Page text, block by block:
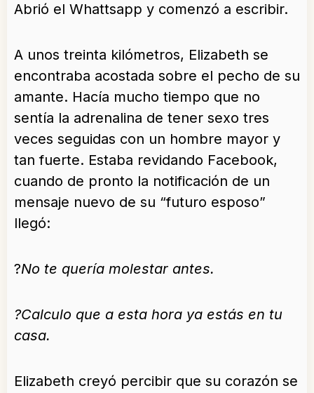
Abrió el Whattsapp y comenzó a escribir.
A unos treinta kilómetros, Elizabeth se
encontraba acostada sobre el pecho de su
amante. Hacía mucho tiempo que no
sentía la adrenalina de tener sexo tres
veces seguidas con un hombre mayor y
tan fuerte. Estaba revidando Facebook,
cuando de pronto la notificación de un
mensaje nuevo de su “futuro esposo”
llegó:
?No te quería molestar antes.
?Calculo que a esta hora ya estás en tu
casa.
Elizabeth creyó percibir que su corazón se